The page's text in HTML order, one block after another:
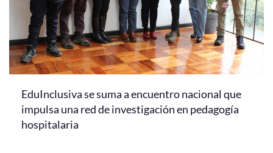
EduInclusiva se suma a encuentro nacional que
impulsa una red de investigación en pedagogía
hospitalaria